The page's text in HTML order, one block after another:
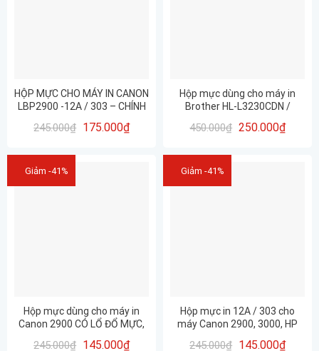
HỘP MỰC CHO MÁY IN CANON
LBP2900 -12A / 303 – CHÍNH
245.000₫ 175.000₫
Hộp mực dùng cho máy in
Brother HL-L3230CDN /
ĐEN CHÍNH HÃNG HUIWEI –
450.000₫ 250.000₫
Giảm -41%
Hộp mực dùng cho máy in
Canon 2900 CÓ LỔ ĐỔ MỰC,
245.000₫ 145.000₫
Giảm -41%
Hộp mực in 12A / 303 cho
máy Canon 2900, 3000, HP
245.000₫ 145.000₫